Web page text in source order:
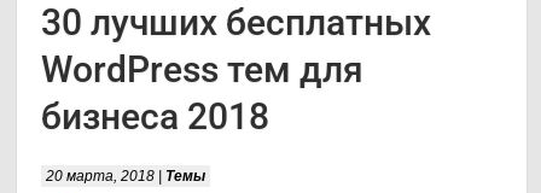
30 лучших бесплатных
WordPress тем для
бизнеса 2018
20 марта, 2018 | Темы